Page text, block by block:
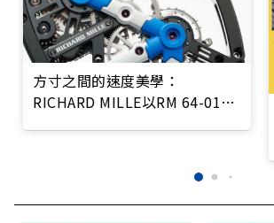
方寸之間的速度美學：
RICHARD MILLE以RM 64-01